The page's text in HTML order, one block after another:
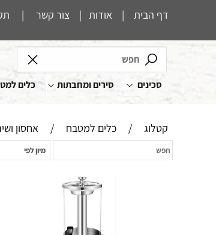
דף הבית | אודות | צור קשר |
סכינים סירים ומחבתות כלים
קטלוג / כלים למטבח / אחסון